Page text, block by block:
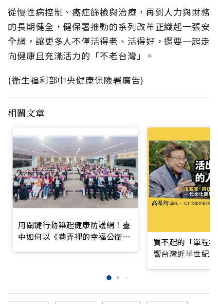
從慢性病控制、癌症篩檢與治療，再到人力與財務
的長期健全，健保署推動的系列改革正織起一張安
全網，讓更多人不僅活得老、活得好，還要一起走
向健康且充滿活力的「不老台灣」。
(衛生福利部中央健康保險署廣告)
相關文章
用關鍵行動築起健康防護網！臺
中如何以《巷弄裡的幸福公衛》
買不起的「單程
響台灣近半世紀